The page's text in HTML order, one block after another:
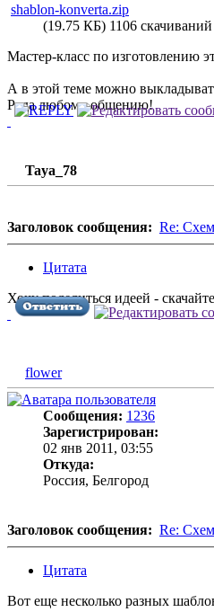
shablon-konverta.zip
(19.75 КБ) 1106 скачиваний
Мастер-класс по изготовлению
А в этой теме можно
Рада любому общению!
Taya_78
Заголовок сообщения: Re:
Цитата
Хочу поделиться идеей -
flower
Сообщения: 1236
Зарегистрирован:
02 янв 2011, 03:55
Откуда:
Россия, Белгород
Заголовок сообщения: Re:
Цитата
Вот еще несколько разных